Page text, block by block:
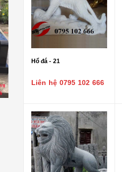
Hổ đá - 21
Liên hệ 0795 102 666